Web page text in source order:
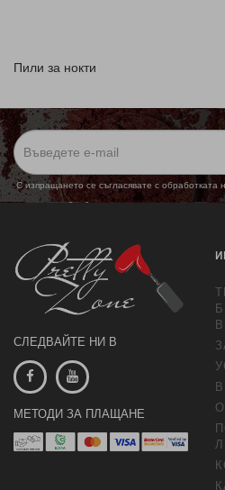
Пили за нокти
С изпращането се съгласявате с обработката
обработка на маркетингови
СЛЕДВАЙТЕ НИ В
МЕТОДИ ЗА ПЛАЩАНЕ